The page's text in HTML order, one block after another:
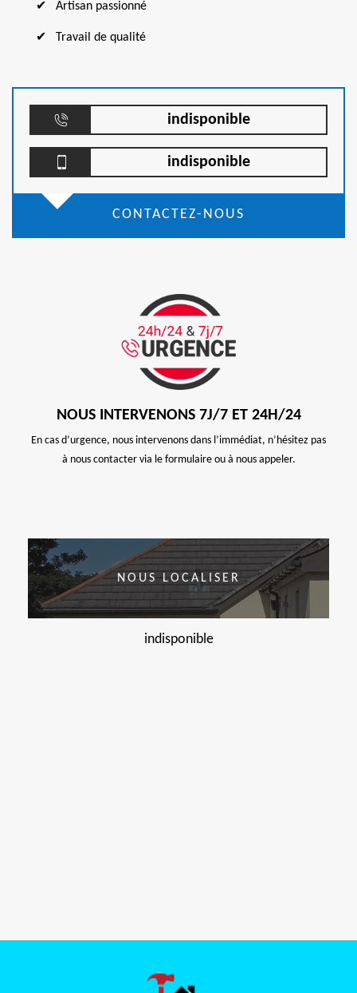
Artisan passionné
Travail de qualité
indisponible
indisponible
CONTACTEZ-NOUS
NOUS INTERVENONS 7J/7 ET 24H/24
En cas d’urgence, nous intervenons dans l’immédiat, n’hésitez pas
à nous contacter via le formulaire ou à nous appeler.
NOUS LOCALISER
indisponible